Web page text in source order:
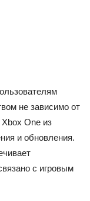
не зависимо от
One из
и обновления.
с игровым